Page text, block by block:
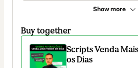
Show more
Buy together
Scripts Venda
os Dias